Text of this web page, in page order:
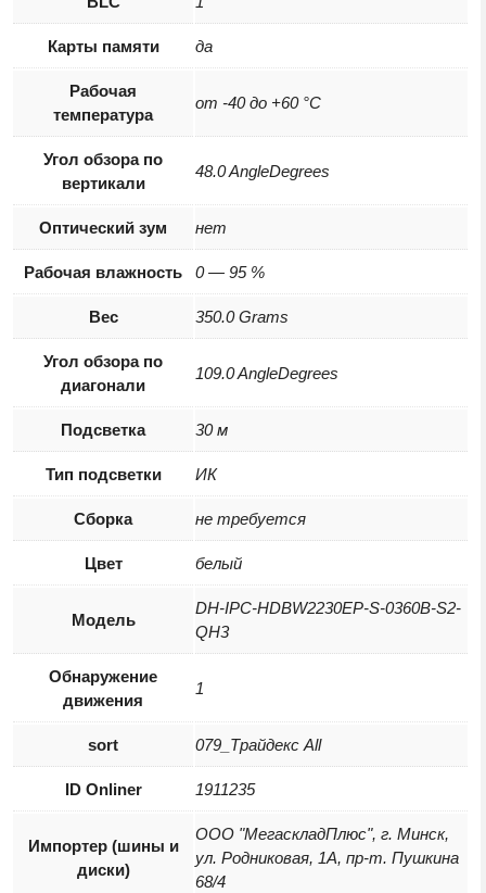
Карты памяти да
Рабочая
температура
от -40 до +60 °С
Угол обзора по
вертикали
48.0 AngleDegrees
Оптический зум нет
Рабочая влажность 0 — 95 %
Вес 350.0 Grams
Угол обзора по
диагонали
109.0 AngleDegrees
Подсветка 30 м
Тип подсветки ИК
Сборка не требуется
Цвет белый
Модель
DH-IPC-HDBW2230EP-S-0360B-S2-
QH3
Обнаружение
движения
1
sort 079_Трайдекс All
ID Onliner 1911235
Импортер (шины и
диски)
ООО "МегаскладПлюс", г. Минск,
ул. Родниковая, 1А, пр-т. Пушкина
68/4